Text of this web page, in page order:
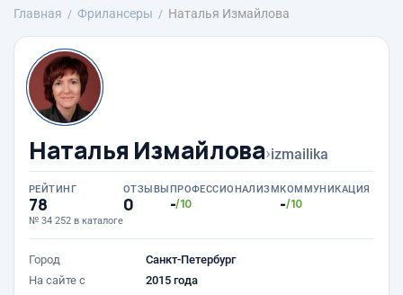
Главная Фрилансеры Наталья Измайлова
Наталья Измайлова›izmailika
РЕЙТИНГ
78
№ 34 252 в каталоге
ОТЗЫВЫ
0
ПРОФЕССИОНАЛИЗМ
-/10
КОММУНИКАЦИЯ
-/10
Город
Санкт-Петербург
На сайте с
2015 года